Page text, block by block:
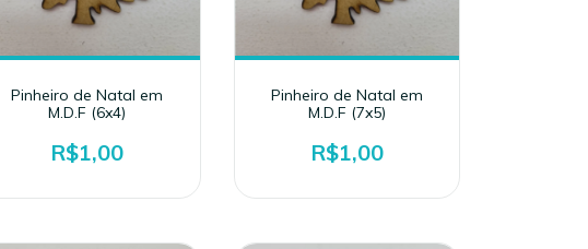
Pinheiro de Natal em
M.D.F (6x4)
R$1,00
Pinheiro de Natal em
M.D.F (7x5)
R$1,00